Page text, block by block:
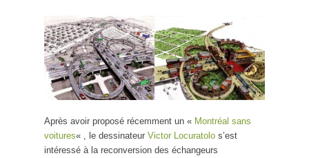
Après avoir proposé récemment un « Montréal sans
voitures« , le dessinateur Victor Locuratolo s’est
intéressé à la reconversion des échangeurs